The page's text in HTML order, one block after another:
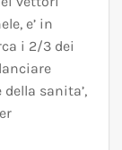
e’ in
i 2/3 dei
della sanita’,